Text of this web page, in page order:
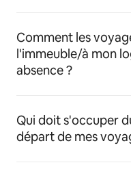
Comment les
l'immeuble/à mon
absence ?
Qui doit s'occuper
départ de mes